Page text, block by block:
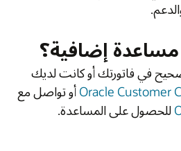
إضافية؟
في فاتورتك أو كانت لديك
Oracle Customer أو تواصل مع
للحصول على المساعدة.